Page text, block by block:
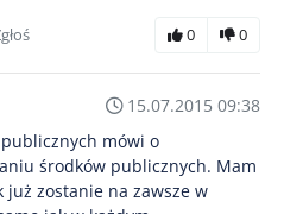
0 0
15.07.2015 09:38
mówi o
środków publicznych. Mam
już zostanie na zawsze w